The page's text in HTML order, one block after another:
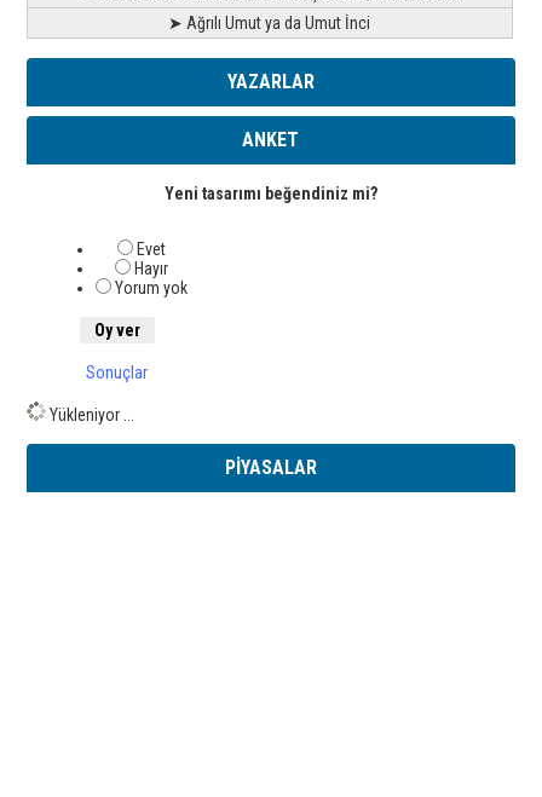
➤ Ağrılı Umut ya da Umut İnci
YAZARLAR
ANKET
Yeni tasarımı beğendiniz mi?
Evet
Hayır
Yorum yok
Sonuçlar
Yükleniyor ...
PİYASALAR